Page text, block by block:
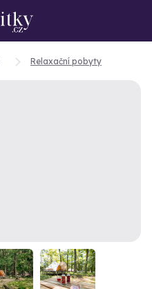
Relaxační pobyty